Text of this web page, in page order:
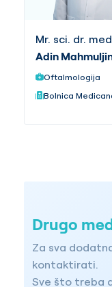
Mr. sci. dr.
Adin
Oftalmologija
Bolnica
Drugo
Za sva
kontaktirati.
Sve što treba